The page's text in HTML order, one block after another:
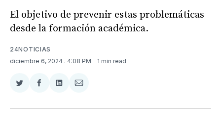
El objetivo de prevenir estas problemáticas
desde la formación académica.
24NOTICIAS
diciembre 6, 2024 . 4:08 PM - 1 min read
Compartir
Twitter
Compartir
Facebook
Compartir
LinkedIn
Compartir
Email